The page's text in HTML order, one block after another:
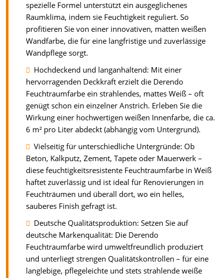
spezielle Formel unterstützt ein ausgeglichenes
Raumklima, indem sie Feuchtigkeit reguliert. So
profitieren Sie von einer innovativen, matten weißen
Wandfarbe, die für eine langfristige und zuverlässige
Wandpflege sorgt.
Hochdeckend und langanhaltend: Mit einer
hervorragenden Deckkraft erzielt die Derendo
Feuchtraumfarbe ein strahlendes, mattes Weiß – oft
genügt schon ein einzelner Anstrich. Erleben Sie die
Wirkung einer hochwertigen weißen Innenfarbe, die ca.
6 m² pro Liter abdeckt (abhängig vom Untergrund).
Vielseitig für unterschiedliche Untergründe: Ob
Beton, Kalkputz, Zement, Tapete oder Mauerwerk –
diese feuchtigkeitsresistente Feuchtraumfarbe in Weiß
haftet zuverlässig und ist ideal für Renovierungen in
Feuchträumen und überall dort, wo ein helles,
sauberes Finish gefragt ist.
Deutsche Qualitätsproduktion: Setzen Sie auf
deutsche Markenqualität: Die Derendo
Feuchtraumfarbe wird umweltfreundlich produziert
und unterliegt strengen Qualitätskontrollen – für eine
langlebige, pflegeleichte und stets strahlende weiße